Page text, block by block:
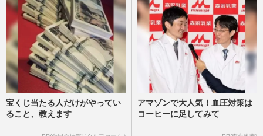
宝くじ当たる人だけがやってい
ること、教えます
アマゾンで大人気！血圧対策は
コーヒーに足してみて